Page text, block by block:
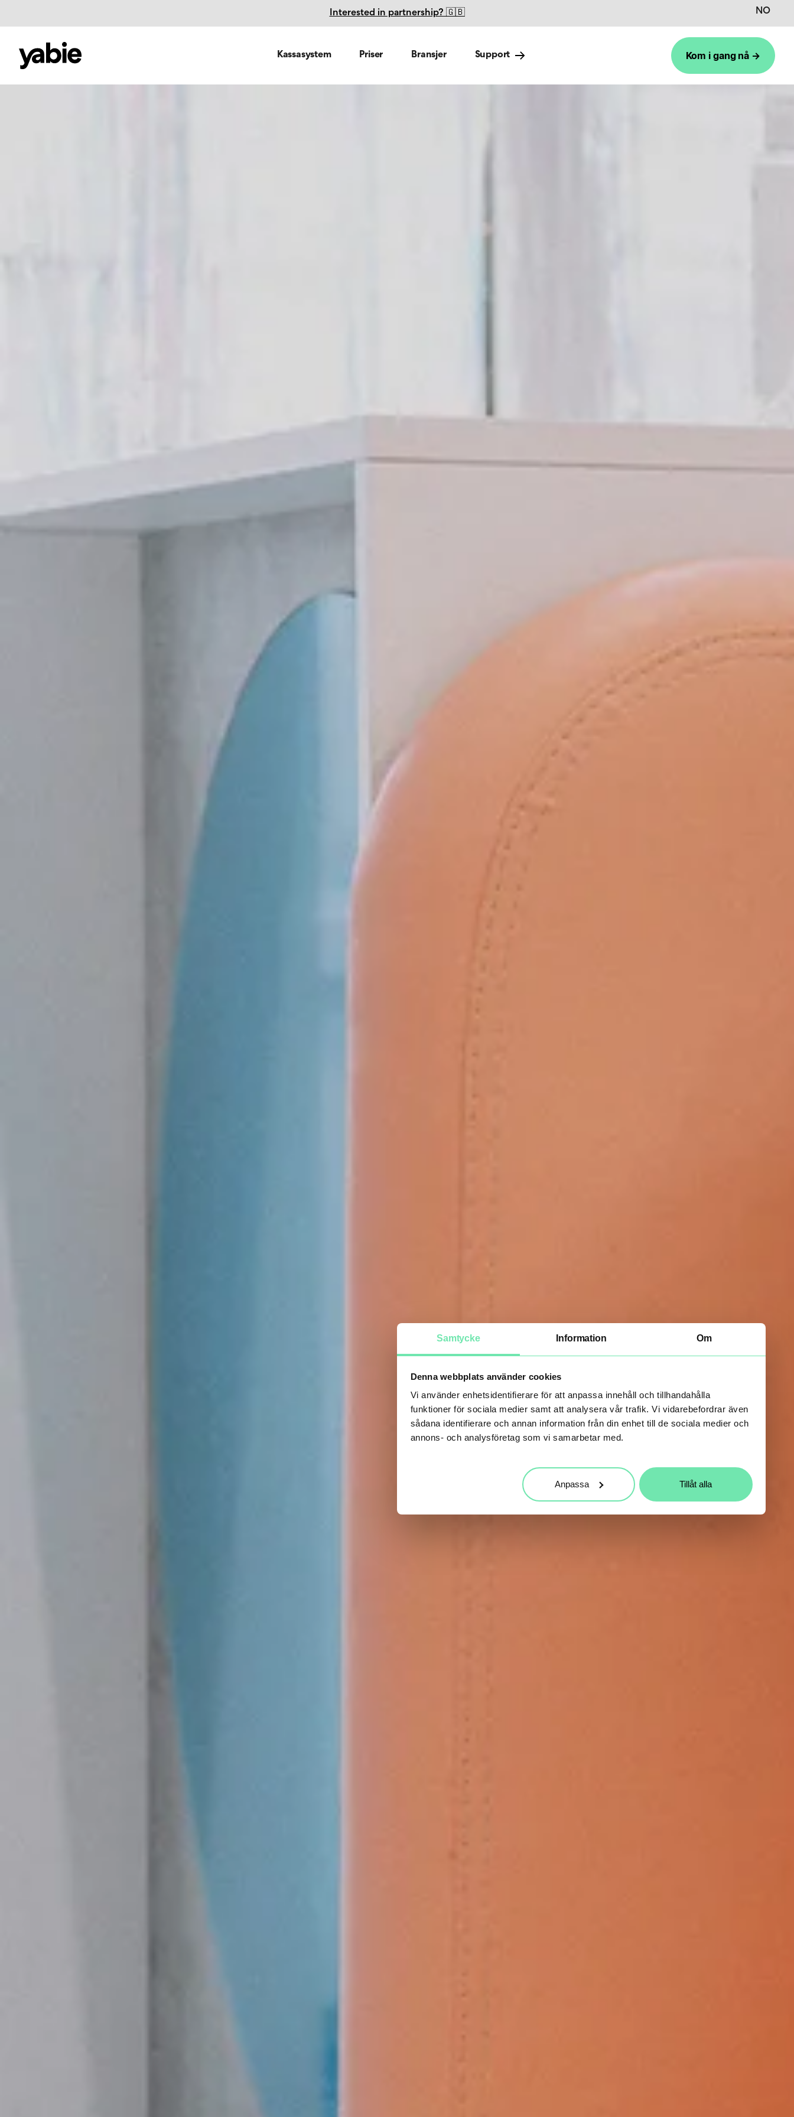
Samtycke Information Om
Denna webbplats använder cookies
Vi använder enhetsidentifierare för att anpassa innehåll och tillhandahålla
funktioner för sociala medier samt att analysera vår trafik. Vi vidarebefordrar även
sådana identifierare och annan information från din enhet till de sociala medier och
annons- och analysföretag som vi samarbetar med.
Anpassa Tillåt alla
Interested in partnership? 🇬🇧 NO
Kassasystem Priser Bransjer Support Kom i gang nå →